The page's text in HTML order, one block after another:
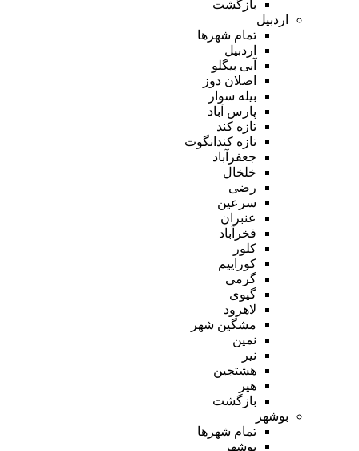
بازگشت
اردبیل
تمام شهر‌ها
اردبیل
آبی بیگلو
اصلان دوز
بیله سوار
پارس آباد
تازه کند
تازه کندانگوت
جعفرآباد
خلخال
رضی
سرعین
عنبران
فخرآباد
کلور
کوراییم
گرمی
گیوی
لاهرود
مشگین شهر
نمین
نیر
هشتجین
هیر
بازگشت
بوشهر
تمام شهر‌ها
بوشهر